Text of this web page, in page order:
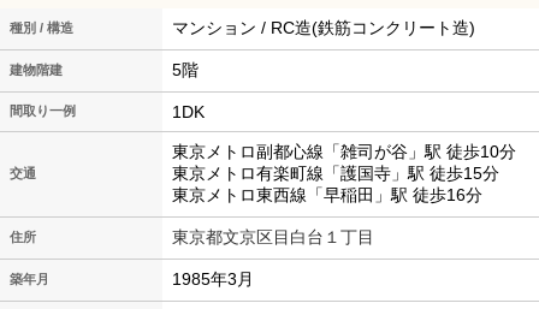
種別 / 構造 マンション / RC造(鉄筋コンクリート造)
建物階建 5階
間取り一例 1DK
交通
東京メトロ副都心線「雑司が谷」駅 徒歩10分
東京メトロ有楽町線「護国寺」駅 徒歩15分
東京メトロ東西線「早稲田」駅 徒歩16分
住所 東京都文京区目白台１丁目
築年月 1985年3月